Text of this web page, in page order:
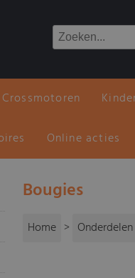
Crossmotoren
Online acties
Bougies
Home > Onderdelen